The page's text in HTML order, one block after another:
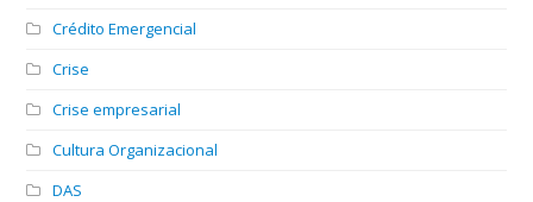
Crédito Emergencial
Crise
Crise empresarial
Cultura Organizacional
DAS